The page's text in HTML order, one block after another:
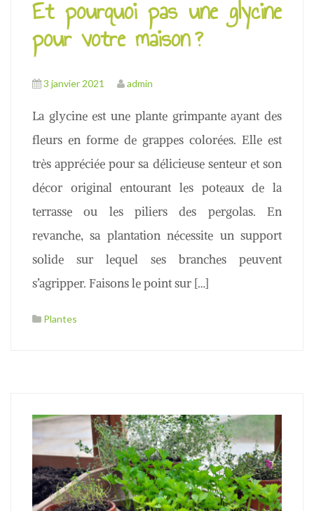
Et pourquoi pas une glycine
pour votre maison ?
3 janvier 2021 admin
La glycine est une plante grimpante ayant des
fleurs en forme de grappes colorées. Elle est
très appréciée pour sa délicieuse senteur et son
décor original entourant les poteaux de la
terrasse ou les piliers des pergolas. En
revanche, sa plantation nécessite un support
solide sur lequel ses branches peuvent
s’agripper. Faisons le point sur […]
Plantes